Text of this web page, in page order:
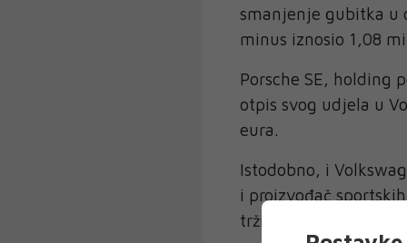
smanjenje gubitka u
minus iznosio 1,08
Porsche SE, holding
otpis svog udjela u
eura.
Istodobno, i
i proizvođač
tržišnim uvjetima i